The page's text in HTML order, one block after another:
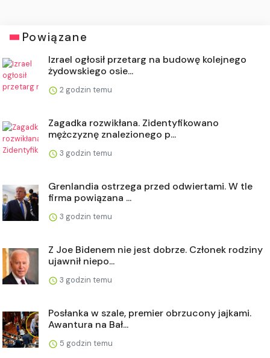
Powiązane
Izrael ogłosił przetarg na budowę kolejnego
żydowskiego osie...
2 godzin temu
Zagadka rozwikłana. Zidentyfikowano
mężczyznę znalezionego p...
3 godzin temu
Grenlandia ostrzega przed odwiertami. W tle
firma powiązana ...
3 godzin temu
Z Joe Bidenem nie jest dobrze. Członek rodziny
ujawnił niepo...
3 godzin temu
Posłanka w szale, premier obrzucony jajkami.
Awantura na Bał...
5 godzin temu